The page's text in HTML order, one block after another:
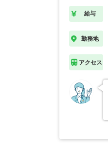
給与
勤務地
アクセス